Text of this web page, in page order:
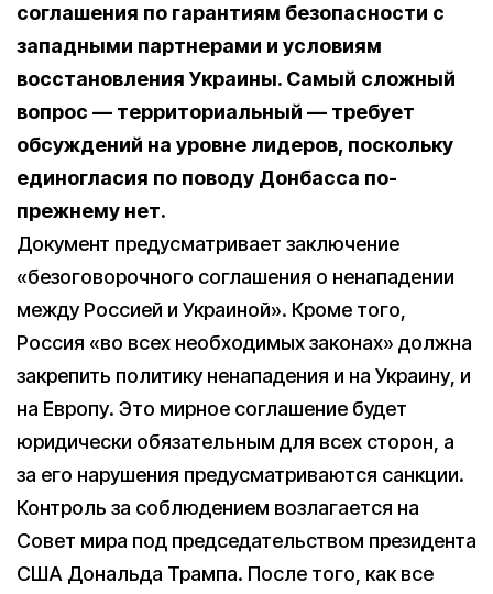
соглашения по гарантиям безопасности с
западными партнерами и условиям
восстановления Украины. Самый сложный
вопрос — территориальный — требует
обсуждений на уровне лидеров, поскольку
единогласия по поводу Донбасса по-
прежнему нет.
Документ предусматривает заключение
«безоговорочного соглашения о ненападении
между Россией и Украиной». Кроме того,
Россия «во всех необходимых законах» должна
закрепить политику ненападения и на Украину, и
на Европу. Это мирное соглашение будет
юридически обязательным для всех сторон, а
за его нарушения предусматриваются санкции.
Контроль за соблюдением возлагается на
Совет мира под председательством президента
США Дональда Трампа. После того, как все